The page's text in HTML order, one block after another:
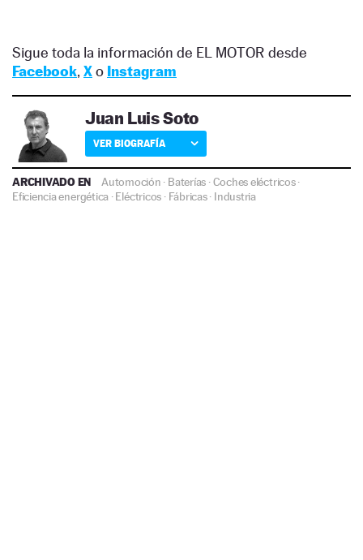
Sigue toda la información de EL MOTOR desde
Facebook, Xo Instagram
Juan Luis Soto
VER BIOGRAFÍA
ARCHIVADO EN Automoción · Baterías ·Coches eléctricos·
Eficiencia energética ·Eléctricos · Fábricas· Industria